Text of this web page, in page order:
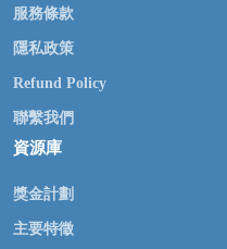
服務條款
隱私政策
Refund Policy
聯繫我們
資源庫
獎金計劃
主要特徵